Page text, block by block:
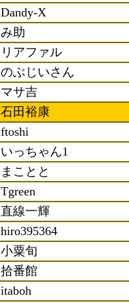
Dandy-X
み助
リアファル
のぶじいさん
マサ吉
石田裕康
ftoshi
いっちゃん1
まことと
Tgreen
直線一輝
hiro395364
小粟旬
拾番館
itaboh